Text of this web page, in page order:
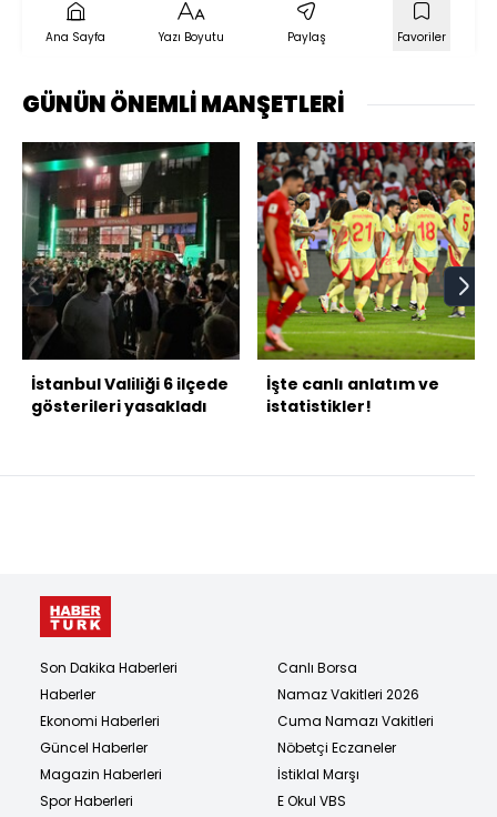
Ana Sayfa Yazı Boyutu Paylaş Favoriler
GÜNÜN ÖNEMLİ MANŞETLERİ
İstanbul Valiliği 6 ilçede
gösterileri yasakladı
İşte canlı anlatım ve
istatistikler!
Son Dakika Haberleri
Haberler
Ekonomi Haberleri
Güncel Haberler
Magazin Haberleri
Spor Haberleri
Canlı Borsa
Namaz Vakitleri 2026
Cuma Namazı Vakitleri
Nöbetçi Eczaneler
İstiklal Marşı
E Okul VBS